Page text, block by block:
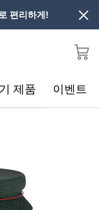
편리하게!
제품 이벤트